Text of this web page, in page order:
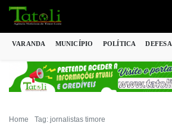
VARANDA MUNICÍPIO POLÍTICA DEFESA
Home Tag: jornalistas timore